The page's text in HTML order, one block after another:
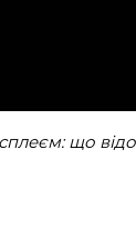
що